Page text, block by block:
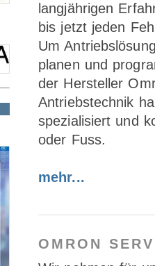
langjährigen
bis jetzt jeden
Um
planen und
der Hersteller
Antriebstechnik
spezialisiert und
oder Fuss.
mehr...
OMRON